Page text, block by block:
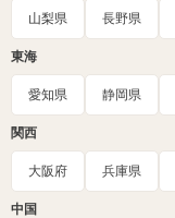
山梨県 長野県
東海
愛知県 静岡県
関西
大阪府 兵庫県
中国